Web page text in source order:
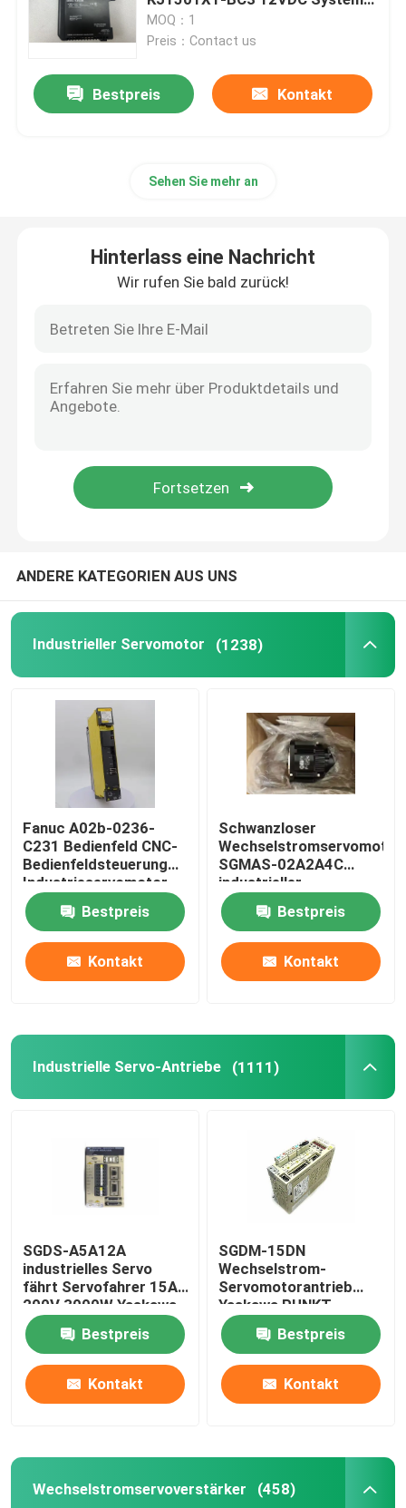
Programmierbarer Logik-Prüfer PLC
Industrieller zentrifugaler Fan
Stromversorgung
MOQ：1
Preis：Contact us
Bestpreis Kontakt
Sehen Sie mehr an
Hinterlass eine Nachricht
Wir rufen Sie bald zurück!
ANDERE KATEGORIEN AUS UNS
Industrieller Servomotor (1238)
Fanuc A02b-0236-
C231 Bedienfeld CNC-
Bedienfeldsteuerung
Industrieservomotor
Bestpreis
Kontakt
Schwanzloser
Wechselstromservomotor
SGMAS-02A2A4C
industrieller
Servomotor200w 200V
Bestpreis
Kontakt
Industrielle Servo-Antriebe (1111)
SGDS-A5A12A
industrielles Servo
fährt Servofahrer 15A
200V 3000W Yaskawa
Bestpreis
Kontakt
SGDM-15DN
Wechselstrom-
Servomotorantrieb
Yaskawa PUNKT
Servopack 0,5
Amperes 32Bestpreis
Kontakt
Wechselstromservoverstärker (458)